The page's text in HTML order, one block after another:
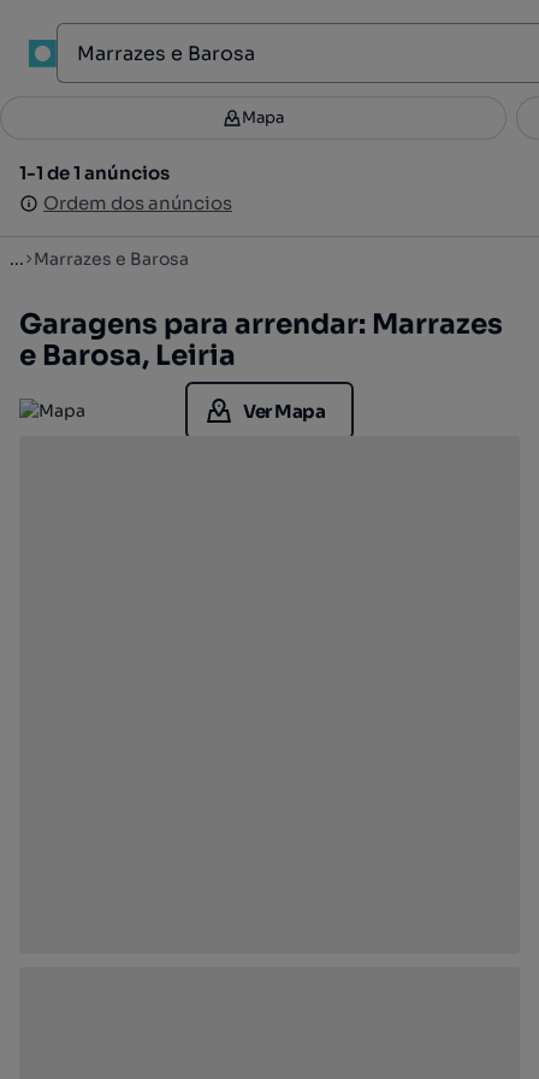
Filtros 3
1-1 de 1 anúncios
Ordem dos anúncios
Mapa
1-1 de 1 anúncios
Ordem dos anúncios
... Marrazes e Barosa
Garagens para arrendar: Marrazes
e Barosa, Leiria
Ver Mapa